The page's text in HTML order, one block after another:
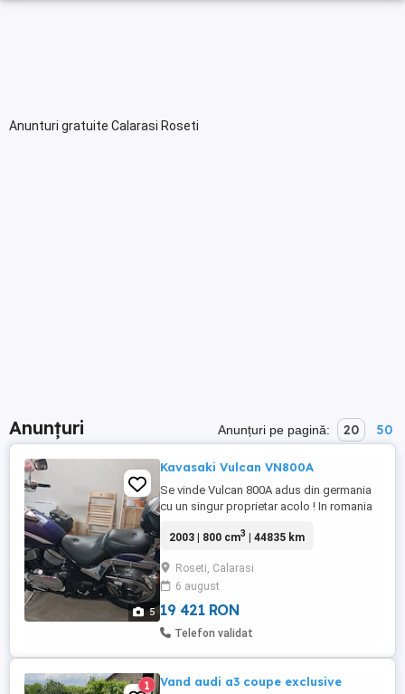
Anunturi gratuite Calarasi Roseti
Anunțuri Anunțuri pe pagină: 20 50
5
Kavasaki Vulcan VN800A
Se vinde Vulcan 800A adus din germania
cu un singur proprietar acolo ! In romania
astept sa o vedeti.Totul de serie original.
Romania.total km 44835 bord Recent
facuta revizie motor ulei motor + filtru ulei
motor . Recent ...
2003 | 800 cm3 | 44835 km
Roseti, Calarasi
6 august
19 421 RON
Telefon validat
1 Vand audi a3 coupe exclusive